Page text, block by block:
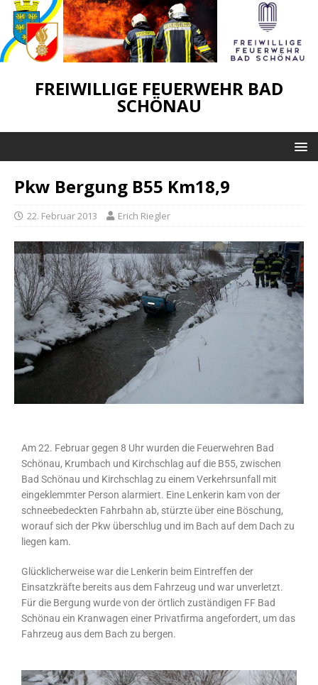
FREIWILLIGE FEUERWEHR BAD
SCHÖNAU
Pkw Bergung B55 Km18,9
22. Februar 2013 Erich Riegler
Am 22. Februar gegen 8 Uhr wurden die Feuerwehren Bad
Schönau, Krumbach und Kirchschlag auf die B55, zwischen
Bad Schönau und Kirchschlag zu einem Verkehrsunfall mit
eingeklemmter Person alarmiert. Eine Lenkerin kam von der
schneebedeckten Fahrbahn ab, stürzte über eine Böschung,
worauf sich der Pkw überschlug und im Bach auf dem Dach zu
liegen kam.
Glücklicherweise war die Lenkerin beim Eintreffen der
Einsatzkräfte bereits aus dem Fahrzeug und war unverletzt.
Für die Bergung wurde von der örtlich zuständigen FF Bad
Schönau ein Kranwagen einer Privatfirma angefordert, um das
Fahrzeug aus dem Bach zu bergen.